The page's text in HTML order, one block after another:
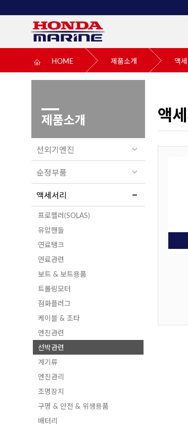
HOME 제품소개 액
제품소개
선외기엔진
순정부품
액세서리
프로펠러(SOLAS)
유압핸들
연료탱크
연료관련
보트 & 보트용품
트롤링모터
점화플러그
케이블 & 조타
엔진관련
선박관련
계기류
엔진관리
조명장치
구명 & 안전 & 위생용품
배터리
액